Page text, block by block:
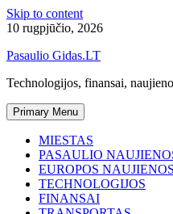
Skip to content
10 rugpjūčio, 2026
Pasaulio Gidas.LT
Technologijos, finansai,
Primary Menu
MIESTAS
PASAULIO
EUROPOS NAUJIENOS
TECHNOLOGIJOS
FINANSAI